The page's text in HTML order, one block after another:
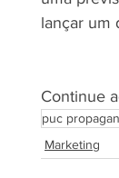
lançar um
Continue
puc
Marketing